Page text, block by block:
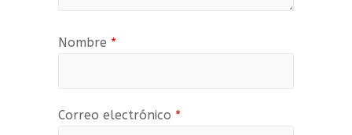
Nombre *
Correo electrónico *